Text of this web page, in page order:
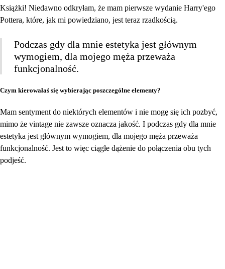
Książki! Niedawno odkryłam, że mam pierwsze wydanie Harry'ego
Pottera, które, jak mi powiedziano, jest teraz rzadkością.
Podczas gdy dla mnie estetyka jest głównym
wymogiem, dla mojego męża przeważa
funkcjonalność.
Czym kierowałaś się wybierając poszczególne elementy?
Mam sentyment do niektórych elementów i nie mogę się ich pozbyć,
mimo że vintage nie zawsze oznacza jakość. I podczas gdy dla mnie
estetyka jest głównym wymogiem, dla mojego męża przeważa
funkcjonalność. Jest to więc ciągłe dążenie do połączenia obu tych
podjeść.